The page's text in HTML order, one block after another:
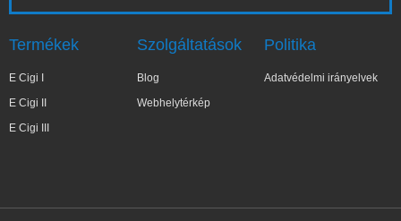
Termékek
E Cigi I
E Cigi II
E Cigi III
Szolgáltatások
Blog
Webhelytérkép
Politika
Adatvédelmi irányelvek